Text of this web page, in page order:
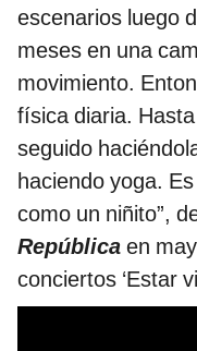
escenarios luego
meses en una
movimiento.
física diaria.
seguido
haciendo yoga.
como un niñito”,
República en
conciertos ‘Estar